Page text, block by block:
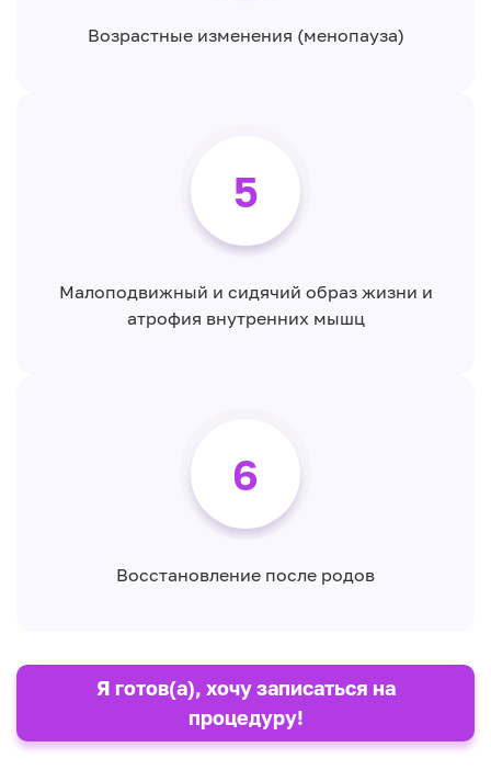
Возрастные изменения (менопауза)
5
Малоподвижный и сидячий образ жизни и
атрофия внутренних мышц
6
Восстановление после родов
Я готов(а), хочу записаться на
процедуру!